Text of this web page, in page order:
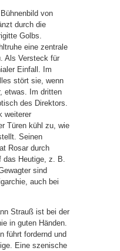
von
durch die
Golbs.
eine zentrale
Als Versteck für
Einfall. Im
stört sie, wenn
etwas. Im dritten
des Direktors.
weiterer
Türen kühl zu, wie
Seinen
Rosar durch
das Heutige, z. B.
sind
auch bei
Strauß ist bei der
in guten Händen.
führt fordernd und
Eine szenische